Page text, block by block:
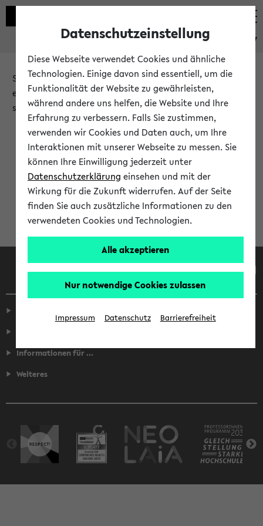
eKVV
Sie möchten auf eine eKVV Funktion zugreifen, die Ihnen
erst nach einer Anmeldung am System zur Verfügung
steht.
Bitte melden Sie sich an:
Anmeldung am eKVV
Informationen für ...
Weiteres
Datenschutzeinstellung
Diese Webseite verwendet Cookies und ähnliche
Technologien. Einige davon sind essentiell, um die
Funktionalität der Website zu gewährleisten,
während andere uns helfen, die Website und Ihre
Erfahrung zu verbessern. Falls Sie zustimmen,
verwenden wir Cookies und Daten auch, um Ihre
Interaktionen mit unserer Webseite zu messen. Sie
können Ihre Einwilligung jederzeit unter
Datenschutzerklärung einsehen und mit der
Wirkung für die Zukunft widerrufen. Auf der Seite
finden Sie auch zusätzliche Informationen zu den
verwendeten Cookies und Technologien.
Alle akzeptieren
Nur notwendige Cookies zulassen
Impressum Datenschutz Barrierefreiheit